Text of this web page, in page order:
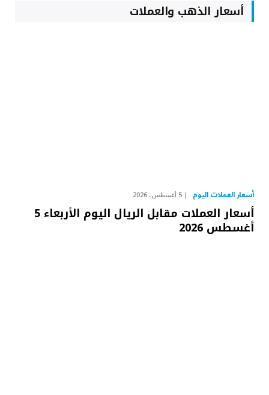
أسعار الذهب والعملات
أسعار العملات اليوم 5 أغسطس، 2026
أسعار العملات مقابل الريال اليوم الأربعاء 5
أغسطس 2026